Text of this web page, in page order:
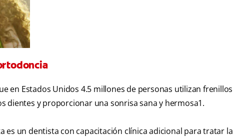
en Estados Unidos 4.5 millones de personas utilizan frenillos
dientes y proporcionar una sonrisa sana y hermosa1.
un dentista con capacitación clínica adicional para tratar la